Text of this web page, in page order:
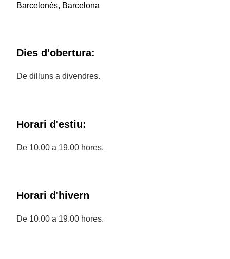
Barcelonès, Barcelona
Dies d'obertura:
De dilluns a divendres.
Horari d'estiu:
De 10.00 a 19.00 hores.
Horari d'hivern
De 10.00 a 19.00 hores.